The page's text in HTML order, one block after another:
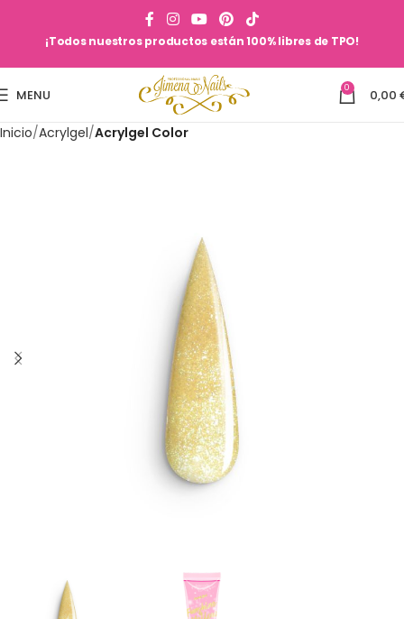
¡Todos nuestros productos están 100% libres de TPO!
MENU 0 0,00
Inicio Acrylgel Acrylgel Color